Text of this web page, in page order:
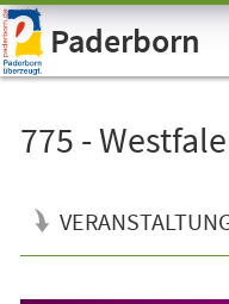
Visuelle
Assistenzsoftware
öffnen.Paderborn
775 -